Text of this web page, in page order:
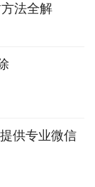
法全解
供专业微信